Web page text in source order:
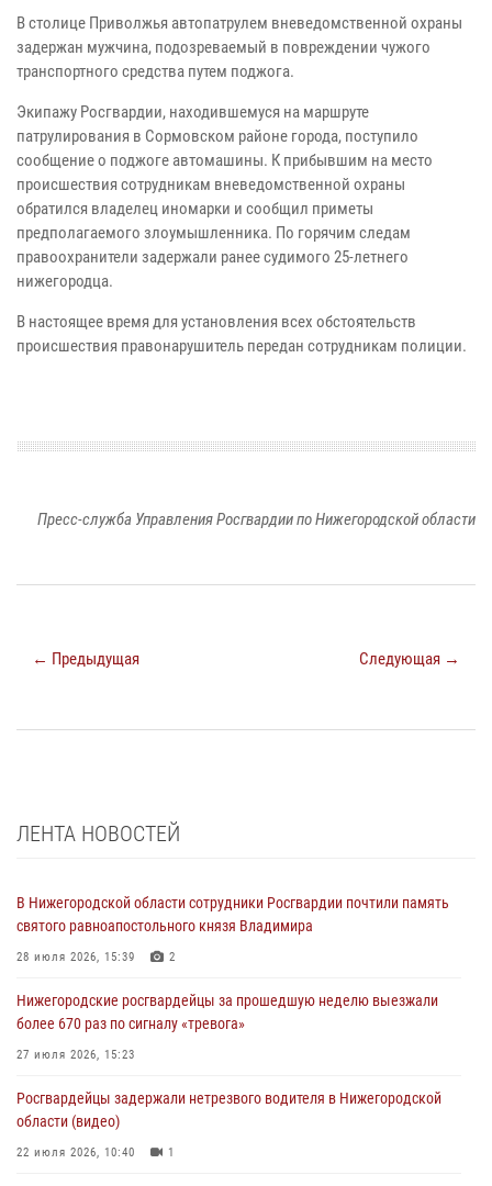
В столице Приволжья автопатрулем вневедомственной охраны
задержан мужчина, подозреваемый в повреждении чужого
транспортного средства путем поджога.
Экипажу Росгвардии, находившемуся на маршруте
патрулирования в Сормовском районе города, поступило
сообщение о поджоге автомашины. К прибывшим на место
происшествия сотрудникам вневедомственной охраны
обратился владелец иномарки и сообщил приметы
предполагаемого злоумышленника. По горячим следам
правоохранители задержали ранее судимого 25-летнего
нижегородца.
В настоящее время для установления всех обстоятельств
происшествия правонарушитель передан сотрудникам полиции.
Пресс-служба Управления Росгвардии по Нижегородской области
← Предыдущая Следующая →
ЛЕНТА НОВОСТЕЙ
В Нижегородской области сотрудники Росгвардии почтили память
святого равноапостольного князя Владимира
28 июля 2026, 15:39 2
Нижегородские росгвардейцы за прошедшую неделю выезжали
более 670 раз по сигналу «тревога»
27 июля 2026, 15:23
Росгвардейцы задержали нетрезвого водителя в Нижегородской
области (видео)
22 июля 2026, 10:40 1